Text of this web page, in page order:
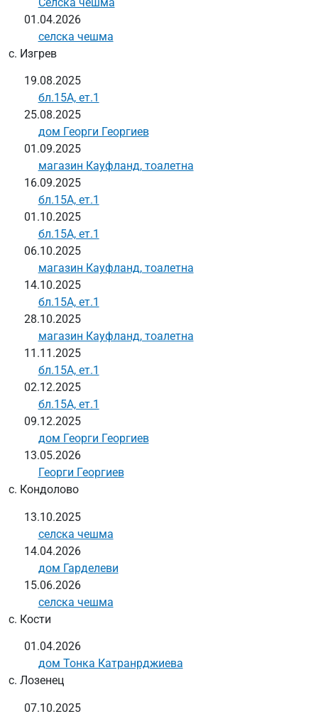
01.04.2026
селска чешма
с. Изгрев
19.08.2025
бл.15А, ет.1
25.08.2025
дом Георги Георгиев
01.09.2025
магазин Кауфланд, тоалетна
16.09.2025
бл.15А, ет.1
01.10.2025
бл.15А, ет.1
06.10.2025
магазин Кауфланд, тоалетна
14.10.2025
бл.15А, ет.1
28.10.2025
магазин Кауфланд, тоалетна
11.11.2025
бл.15А, ет.1
02.12.2025
бл.15А, ет.1
09.12.2025
дом Георги Георгиев
13.05.2026
Георги Георгиев
с. Кондолово
13.10.2025
селска чешма
14.04.2026
дом Гарделеви
15.06.2026
селска чешма
с. Кости
01.04.2026
дом Тонка Катранрджиева
с. Лозенец
07.10.2025